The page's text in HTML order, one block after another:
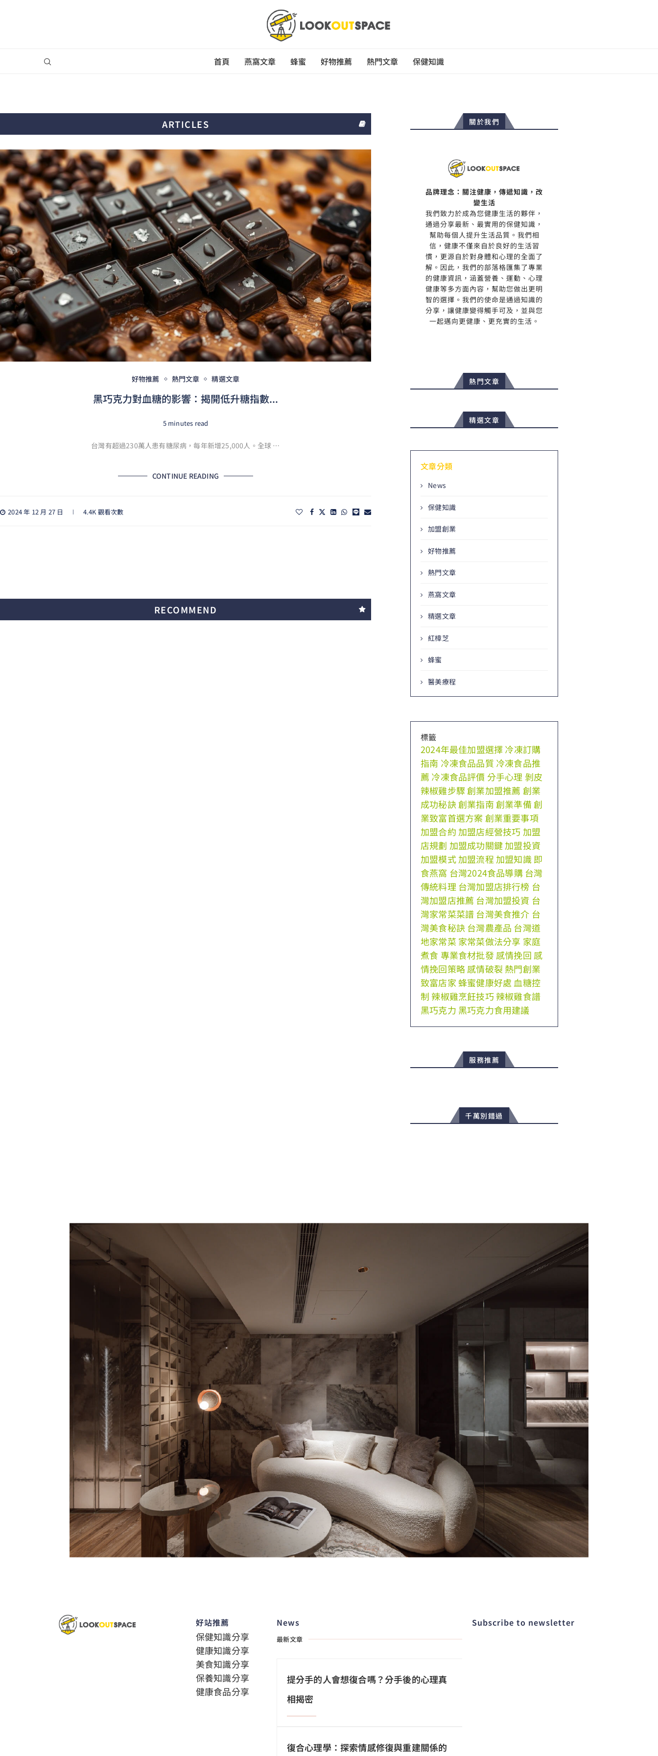
首頁 燕窩文章 蜂蜜 好物推薦 熱門文章 保健知識
ARTICLES
好物推薦 熱門文章 精選文章
黑巧克力對血糖的影響：揭開低升糖指數...
5 minutes read
台灣有超過230萬人患有糖尿病，每年新增25,000人。全球 …
CONTINUE READING
2024 年 12 月 27 日 4.4K 觀看次數
RECOMMEND
關於我們
品牌理念：關注健康，傳遞知識，改
變生活
我們致力於成為您健康生活的夥伴，
通過分享最新、最實用的保健知識，
幫助每個人提升生活品質。我們相
信，健康不僅來自於良好的生活習
慣，更源自於對身體和心理的全面了
解。因此，我們的部落格匯集了專業
的健康資訊，涵蓋營養、運動、心理
健康等多方面內容，幫助您做出更明
智的選擇。我們的使命是通過知識的
分享，讓健康變得觸手可及，並與您
一起邁向更健康、更充實的生活。
熱門文章
精選文章
文章分類
News
保健知識
加盟創業
好物推薦
熱門文章
燕窩文章
精選文章
紅樟芝
蜂蜜
醫美療程
標籤
2024年最佳加盟選擇冷凍訂購
指南 冷凍食品品質 冷凍食品推
薦 冷凍食品評價 分手心理 剝皮
辣椒雞步驟 創業加盟推薦 創業
成功秘訣創業指南創業準備創
業致富首選方案創業重要事項
加盟合約 加盟店經營技巧 加盟
店規劃 加盟成功關鍵加盟投資
加盟模式加盟流程 加盟知識即
食燕窩 台灣2024食品導購 台灣
傳統料理 台灣加盟店排行榜 台
灣加盟店推薦 台灣加盟投資 台
灣家常菜菜譜 台灣美食推介 台
灣美食秘訣 台灣農產品 台灣道
地家常菜 家常菜做法分享 家庭
煮食 專業食材批發 感情挽回 感
情挽回策略感情破裂 熱門創業
致富店家 蜂蜜健康好處 血糖控
制 辣椒雞烹飪技巧辣椒雞食譜
黑巧克力 黑巧克力食用建議
服務推薦
千萬別錯過
好站推薦
保健知識分享
健康知識分享
美食知識分享
保養知識分享
健康食品分享
News
最新文章
提分手的人會想復合嗎？分手後的心理真
相揭密
復合心理學：探索情感修復與重建關係的
Subscribe to newsletter​